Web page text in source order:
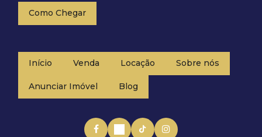
Como Chegar
Início Venda Locação Sobre nós
Anunciar Imóvel Blog